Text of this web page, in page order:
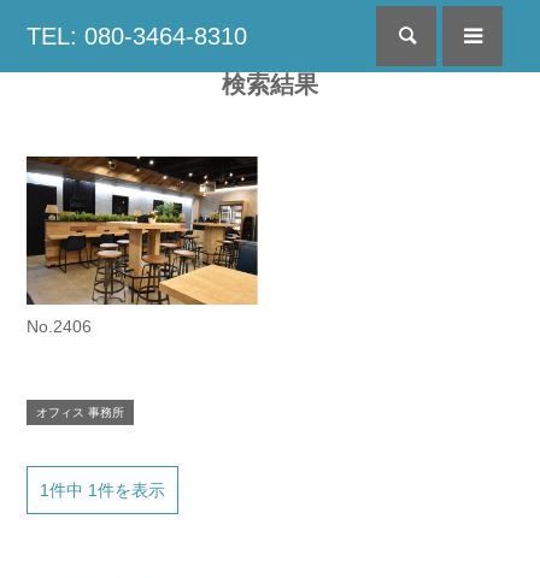
TEL: 080-3464-8310 検索
検索結果
No.2406
オフィス 事務所
1件中 1件を表示